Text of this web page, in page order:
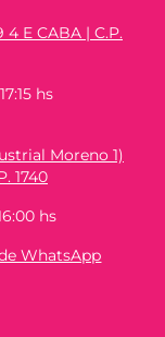
E CABA | C.P.
hs
Moreno 1)
1740
hs
WhatsApp